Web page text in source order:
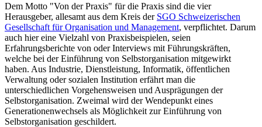
Dem Motto "Von der Praxis" für die Praxis sind die vier
Herausgeber, allesamt aus dem Kreis der SGO Schweizerischen
Gesellschaft für Organisation und Management, verpflichtet. Darum
auch hier eine Vielzahl von Praxisbeispielen, seien
Erfahrungsberichte von oder Interviews mit Führungskräften,
welche bei der Einführung von Selbstorganisation mitgewirkt
haben. Aus Industrie, Dienstleistung, Informatik, öffentlichen
Verwaltung oder sozialen Institution erfährt man die
unterschiedlichen Vorgehensweisen und Ausprägungen der
Selbstorganisation. Zweimal wird der Wendepunkt eines
Generationenwechsels als Möglichkeit zur Einführung von
Selbstorganisation geschildert.